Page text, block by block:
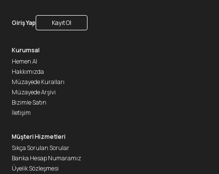
Giriş Yap Kayıt Ol
Kurumsal
Hemen Al
Hakkımızda
Müzayede Kuralları
Müzayede Arşivi
Bizimle Satın
İletişim
Müşteri Hizmetleri
Sıkça Sorulan Sorular
Banka Hesap Numaramız
Üyelik Sözleşmesi